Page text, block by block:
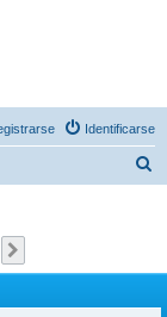
Identificarse
a
r